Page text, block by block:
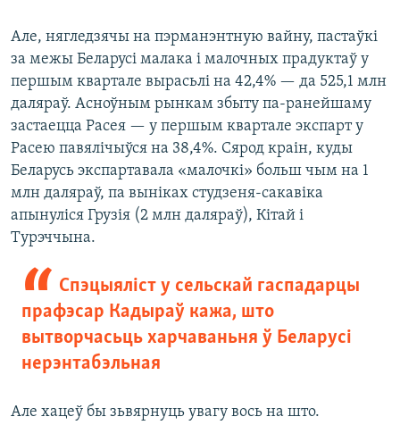
Але, нягледзячы на пэрманэнтную вайну, пастаўкі
за межы Беларусі малака і малочных прадуктаў у
першым квартале вырасьлі на 42,4% — да 525,1 млн
даляраў. Асноўным рынкам збыту па-ранейшаму
застаецца Расея — у першым квартале экспарт у
Расею павялічыўся на 38,4%. Сярод краін, куды
Беларусь экспартавала «малочкі» больш чым на 1
млн даляраў, па выніках студзеня-сакавіка
апынуліся Грузія (2 млн даляраў), Кітай і
Турэччына.
Спэцыяліст у сельскай гаспадарцы
прафэсар Кадыраў кажа, што
вытворчасьць харчаваньня ў Беларусі
нерэнтабэльная
Але хацеў бы зьвярнуць увагу вось на што.